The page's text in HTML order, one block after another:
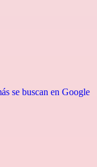
se buscan en Google